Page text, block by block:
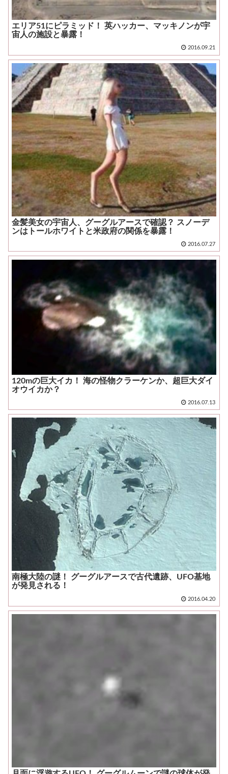
エリア51にピラミッド！ 英ハッカー、マッキノンが宇
宙人の施設と暴露！
2016.09.21
金髪美女の宇宙人、グーグルアースで確認？ スノーデ
ンはトールホワイトと米政府の関係を暴露！
2016.07.27
120mの巨大イカ！ 海の怪物クラーケンか、超巨大ダイ
オウイカか？
2016.07.13
南極大陸の謎！ グーグルアースで古代遺跡、UFO基地
が発見される！
2016.04.20